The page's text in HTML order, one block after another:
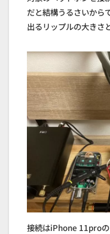
だと結構うるさいから
出るリップルの大きさ
接続はiPhone 11proの